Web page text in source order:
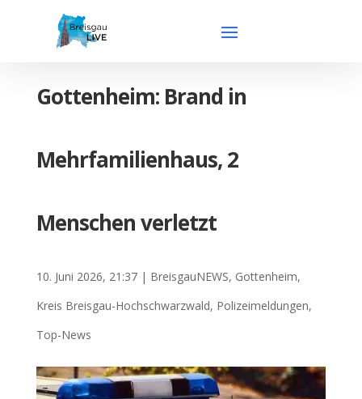
Gottenheim: Brand in
Mehrfamilienhaus, 2
Menschen verletzt
10. Juni 2026, 21:37| BreisgauNEWS, Gottenheim,
Kreis Breisgau-Hochschwarzwald, Polizeimeldungen,
Top-News